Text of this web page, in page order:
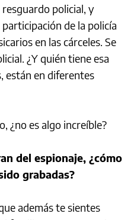
policial, y
de la policía
en las cárceles. Se
¿Y quién tiene esa
están en diferentes
¿no es algo increíble?
del espionaje, ¿cómo
grabadas?
además te sientes